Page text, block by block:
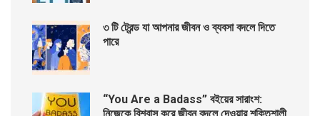
৩ টি ট্রেন্ড যা আপনার জীবন ও ব্যবসা বদলে দিতে
পারে
“You Are a Badass” বইয়ের সারাংশ:
নিজেকে বিশ্বাস করে জীবন বদলে দেওয়ার শক্তিশালী